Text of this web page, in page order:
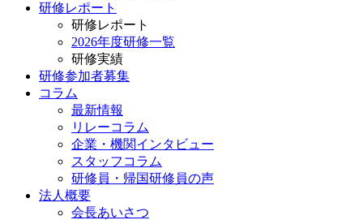
研修レポート
研修レポート
2026年度研修一覧
研修実績
研修参加者募集
コラム
最新情報
リレーコラム
企業・機関インタビュー
スタッフコラム
研修員・帰国研修員の声
法人概要
会長あいさつ